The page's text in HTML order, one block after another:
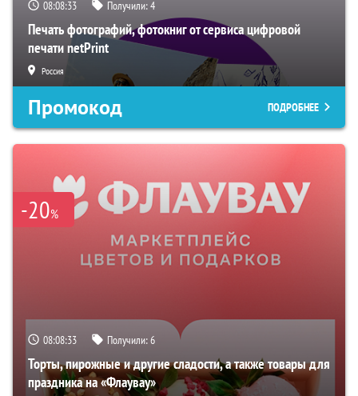
08:08:32 Получили:4
Печать фотографий, фотокниг от сервиса цифровой
печати netPrint
Россия
Промокод ПОДРОБНЕЕ
-20%
08:08:32 Получили:6
Торты, пирожные и другие сладости, а также товары для
праздника на «Флаувау»